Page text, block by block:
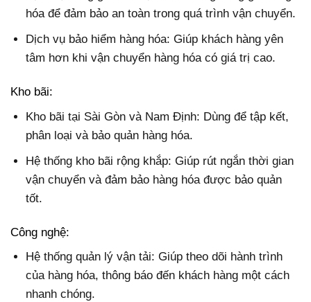
hóa để đảm bảo an toàn trong quá trình vận chuyển.
Dịch vụ bảo hiểm hàng hóa: Giúp khách hàng yên
tâm hơn khi vận chuyển hàng hóa có giá trị cao.
Kho bãi:
Kho bãi tại Sài Gòn và Nam Định: Dùng để tập kết,
phân loại và bảo quản hàng hóa.
Hệ thống kho bãi rộng khắp: Giúp rút ngắn thời gian
vận chuyển và đảm bảo hàng hóa được bảo quản
tốt.
Công nghệ:
Hệ thống quản lý vận tải: Giúp theo dõi hành trình
của hàng hóa, thông báo đến khách hàng một cách
nhanh chóng.